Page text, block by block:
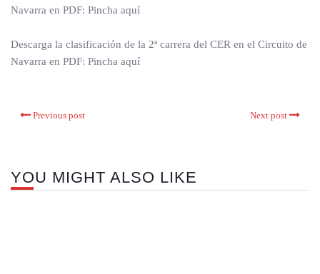
Navarra en PDF: Pincha aquí
Descarga la clasificación de la 2ª carrera del CER en el Circuito de
Navarra en PDF: Pincha aquí
Previous post Next post
YOU MIGHT ALSO LIKE